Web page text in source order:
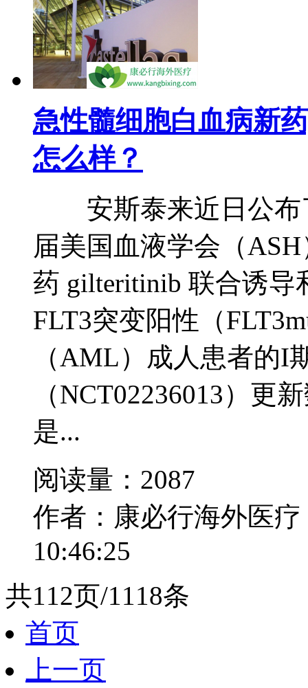
急性髓细胞白血病新
怎么样？
安斯泰来近日公布
届美国血液学会（
药 gilteritinib 联合诱导
FLT3突变阳性（
（AML）成人患者的I
（NCT02236013）
是...
阅读量：2087
作者：康必行海外医疗
10:46:25
共112页/1118条
首页
上一页